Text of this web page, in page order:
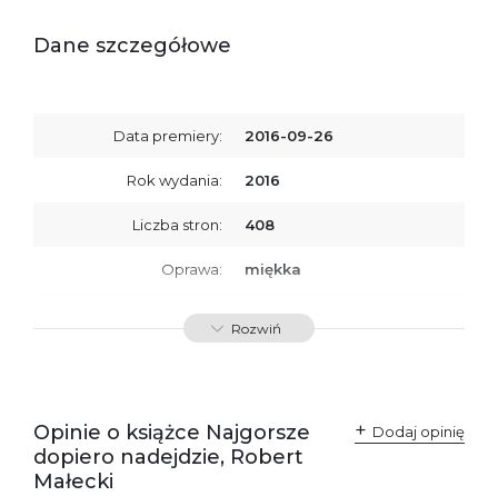
Dane szczegółowe
Data premiery: 2016-09-26
Rok wydania: 2016
Liczba stron: 408
Oprawa: miękka
ISBN 9788379765188
odpowiedzialne za
zgodność produktu z
przepisami:
ul. Fredry 8
61-701 Poznań
Rozwiń
Opinie o książce Najgorsze
dopiero nadejdzie, Robert
Małecki
Dodaj opinię